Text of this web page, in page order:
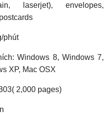
laserjet), envelopes,
phút
Windows 8, Windows 7,
XP, Mac OSX
2,000 pages)